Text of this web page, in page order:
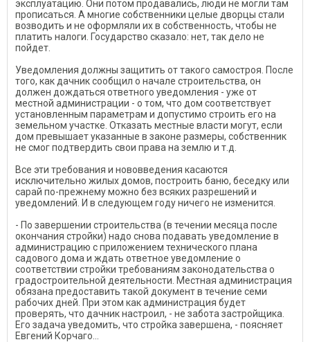
эксплуатацию. Они потом продавались, люди не могли там
прописаться. А многие собственники целые дворцы стали
возводить и не оформляли их в собственность, чтобы не
платить налоги. Государство сказало: нет, так дело не
пойдет.
Уведомления должны защитить от такого самостроя. После
того, как дачник сообщил о начале строительства, он
должен дождаться ответного уведомления - уже от
местной администрации - о том, что дом соответствует
установленным параметрам и допустимо строить его на
земельном участке. Отказать местные власти могут, если
дом превышает указанные в законе размеры, собственник
не смог подтвердить свои права на землю и т.д.
Все эти требования и нововведения касаются
исключительно жилых домов, построить баню, беседку или
сарай по-прежнему можно без всяких разрешений и
уведомлений. И в следующем году ничего не изменится.
- По завершении строительства (в течении месяца после
окончания стройки) надо снова подавать уведомление в
администрацию с приложением технического плана
садового дома и ждать ответное уведомление о
соответствии стройки требованиям законодательства о
градостроительной деятельности. Местная администрация
обязана предоставить такой документ в течение семи
рабочих дней. При этом как администрация будет
проверять, что дачник настроил, - не забота застройщика.
Его задача уведомить, что стройка завершена, - поясняет
Евгений Корчаго...